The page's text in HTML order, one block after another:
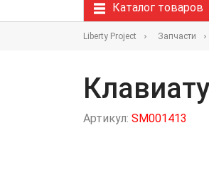
Каталог товаров
Liberty Project Запчасти
Артикул: SM001413